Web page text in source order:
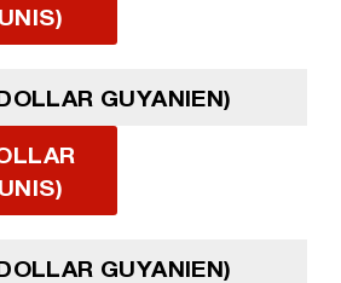
GUYANIEN)
GUYANIEN)